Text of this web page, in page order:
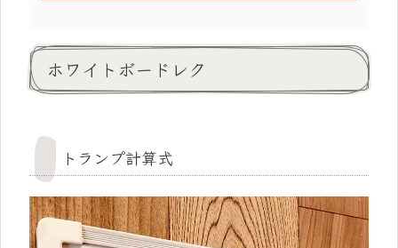
ホワイトボードレク
トランプ計算式
動
画